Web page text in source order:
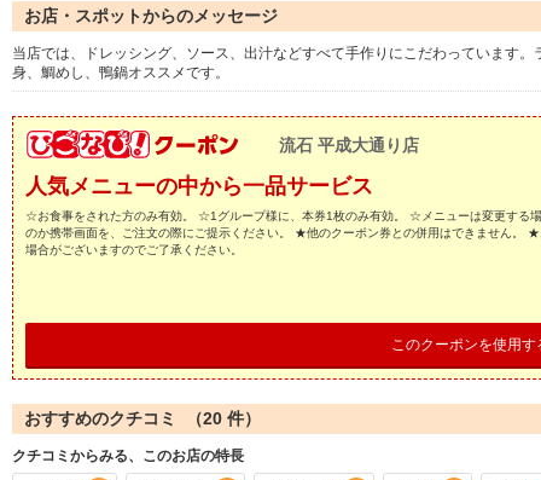
お店・スポットからのメッセージ
当店では、ドレッシング、ソース、出汁などすべて手作りにこだわっています
身、鯛めし、鴨鍋オススメです。
流石 平成大通り店
人気メニューの中から一品サービス
☆お食事をされた方のみ有効。 ☆1グループ様に、本券1枚のみ有効。 ☆メニューは変更する
のか携帯画面を、ご注文の際にご提示ください。 ★他のクーポン券との併用はできません。
場合がございますのでご了承ください。
このクーポンを使用す
おすすめのクチコミ （20 件）
クチコミからみる、このお店の特長